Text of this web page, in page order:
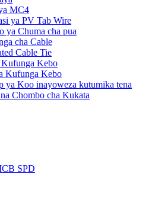
MC4
ya PV Tab Wire
ya Chuma cha pua
cha Cable
Cable Tie
Kebo
Kufunga Kebo
ya Koo inayoweza kutumika tena
Chombo cha Kukata
SPD